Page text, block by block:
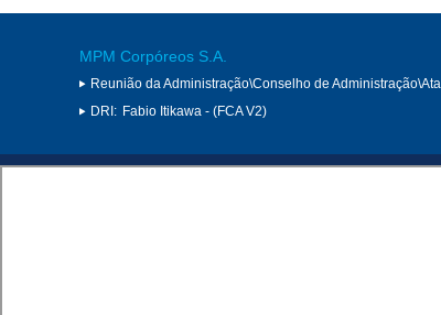
MPM Corpóreos S.A.
Reunião da Administração\Conselho de Administração\Ata
DRI: Fabio Itikawa - (FCA V2)